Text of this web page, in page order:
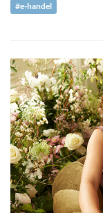
#e-handel